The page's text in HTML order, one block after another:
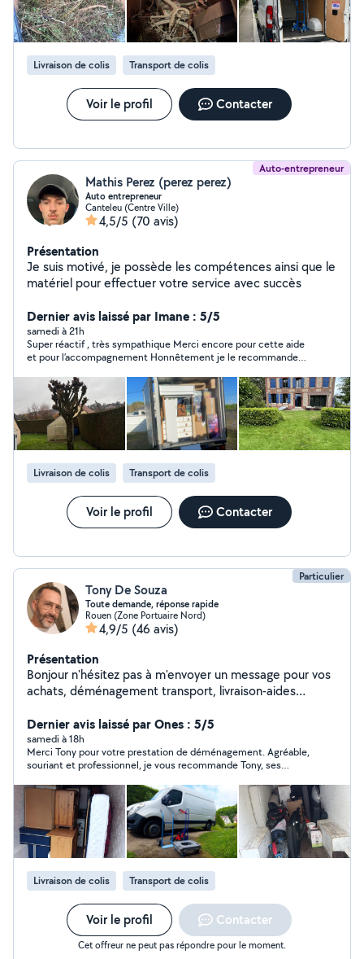
Livraison de colis Transport de colis
Voir le profil Contacter
Auto-entrepreneur
Mathis Perez (perez perez)
Auto entrepreneur
Canteleu (Centre Ville)
4,5/5 (70 avis)
Présentation
Je suis motivé, je possède les compétences ainsi que le
matériel pour effectuer votre service avec succès
Dernier avis laissé par Imane : 5/5
samedi à 21h
Super réactif , très sympathique Merci encore pour cette aide
et pour l’accompagnement Honnêtement je le recommande
Encore merci
Livraison de colis Transport de colis
Voir le profil Contacter
Particulier
Tony De Souza
Toute demande, réponse rapide
Rouen (Zone Portuaire Nord)
4,9/5 (46 avis)
Présentation
Bonjour n'hésitez pas à m'envoyer un message pour vos
achats, déménagement transport, livraison-aides
Dernier avis laissé par Ones : 5/5
samedi à 18h
Merci Tony pour votre prestation de déménagement. Agréable,
souriant et professionnel, je vous recommande Tony, ses
Je n'hésiterai pas à vous recontacter si besoin.
Livraison de colis Transport de colis
Voir le profil Contacter
Cet offreur ne peut pas répondre pour le moment.